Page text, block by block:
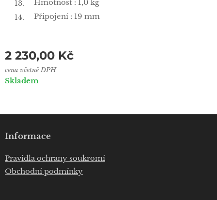
Hmotnost : 1,0 kg
Připojení : 19 mm
2 230,00 Kč
cena včetně DPH
Skladem
Informace
Pravidla ochrany soukromí
Obchodní podmínky